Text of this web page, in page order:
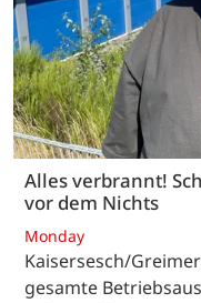
Alles verbrannt!
vor dem Nichts
Monday
Kaisersesch/
gesamte